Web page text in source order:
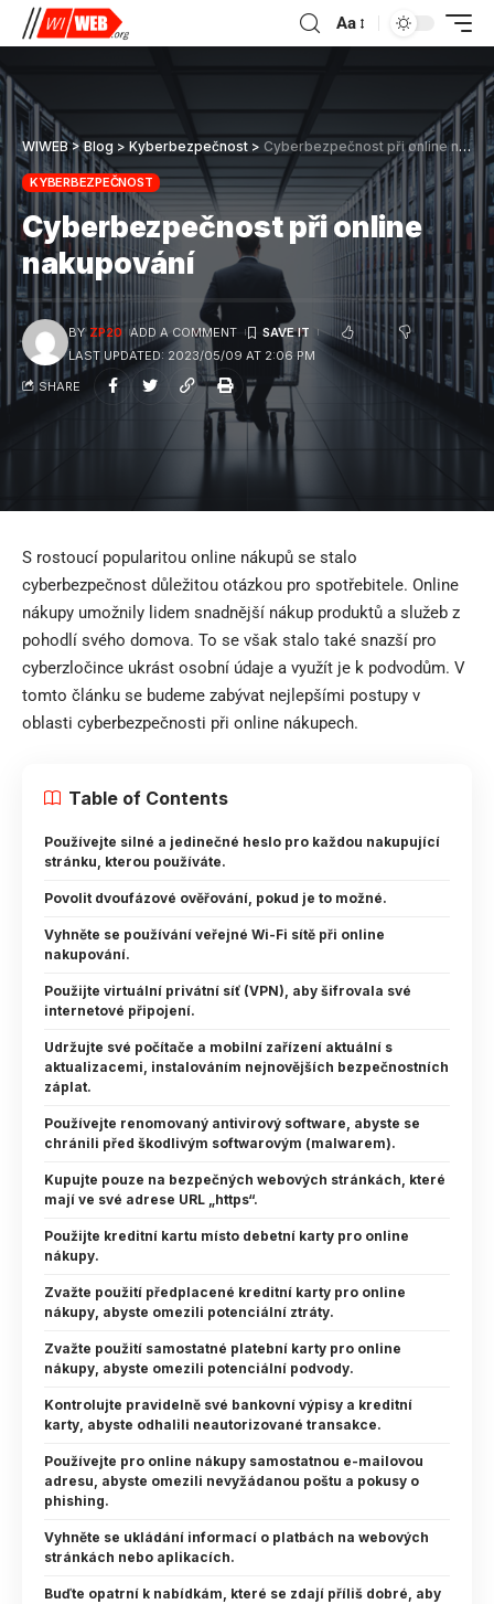
Aa
WIWEB>Blog > Kyberbezpečnost > Cyberbezpečnost při online nakupování
KYBERBEZPEČNOST
Cyberbezpečnost při online
nakupování
LAST UPDATED: 2023/05/09 AT 2:06 PM
BY ZP20 ADD A COMMENT
SHARE
S rostoucí popularitou online nákupů se stalo
cyberbezpečnost důležitou otázkou pro spotřebitele. Online
nákupy umožnily lidem snadnější nákup produktů a služeb z
pohodlí svého domova. To se však stalo také snazší pro
cyberzločince ukrást osobní údaje a využít je k podvodům. V
tomto článku se budeme zabývat nejlepšími postupy v
oblasti cyberbezpečnosti při online nákupech.
Table of Contents
Používejte silné a jedinečné heslo pro každou nakupující
stránku, kterou používáte.
Povolit dvoufázové ověřování, pokud je to možné.
Vyhněte se používání veřejné Wi-Fi sítě při online
nakupování.
Použijte virtuální privátní síť (VPN), aby šifrovala své
internetové připojení.
Udržujte své počítače a mobilní zařízení aktuální s
aktualizacemi, instalováním nejnovějších bezpečnostních
záplat.
Používejte renomovaný antivirový software, abyste se
chránili před škodlivým softwarovým (malwarem).
Kupujte pouze na bezpečných webových stránkách, které
mají ve své adrese URL „https“.
Použijte kreditní kartu místo debetní karty pro online
nákupy.
Zvažte použití předplacené kreditní karty pro online
nákupy, abyste omezili potenciální ztráty.
Zvažte použití samostatné platební karty pro online
nákupy, abyste omezili potenciální podvody.
Kontrolujte pravidelně své bankovní výpisy a kreditní
karty, abyste odhalili neautorizované transakce.
Používejte pro online nákupy samostatnou e-mailovou
adresu, abyste omezili nevyžádanou poštu a pokusy o
phishing.
Vyhněte se ukládání informací o platbách na webových
stránkách nebo aplikacích.
Buďte opatrní k nabídkám, které se zdají příliš dobré, aby